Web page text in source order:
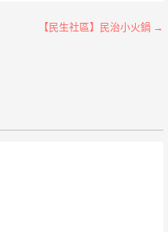
【民生社區】民治小火鍋 →